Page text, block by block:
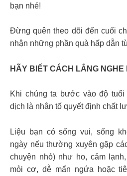
bạn nhé!
Đừng quên theo dõi đến cuối
nhận những phần quà hấp dẫn
HÃY BIẾT CÁCH LẮNG NGHE
Khi chúng ta bước vào độ
dịch là nhân tố quyết định chất
Liệu bạn có sống vui, sống
ngày nếu thường xuyên gặp
chuyện nhỏ) như ho, cảm
mỏi cơ, dễ mẩn ngứa hoặc